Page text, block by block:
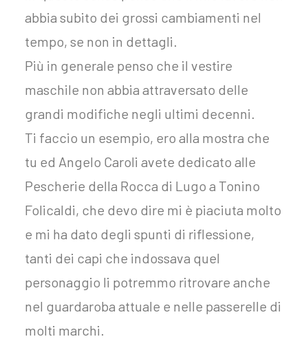
abbia subito dei grossi cambiamenti nel
tempo, se non in dettagli.
Più in generale penso che il vestire
maschile non abbia attraversato delle
grandi modifiche negli ultimi decenni.
Ti faccio un esempio, ero alla mostra che
tu ed Angelo Caroli avete dedicato alle
Pescherie della Rocca di Lugo a Tonino
Folicaldi, che devo dire mi è piaciuta molto
e mi ha dato degli spunti di riflessione,
tanti dei capi che indossava quel
personaggio li potremmo ritrovare anche
nel guardaroba attuale e nelle passerelle di
molti marchi.